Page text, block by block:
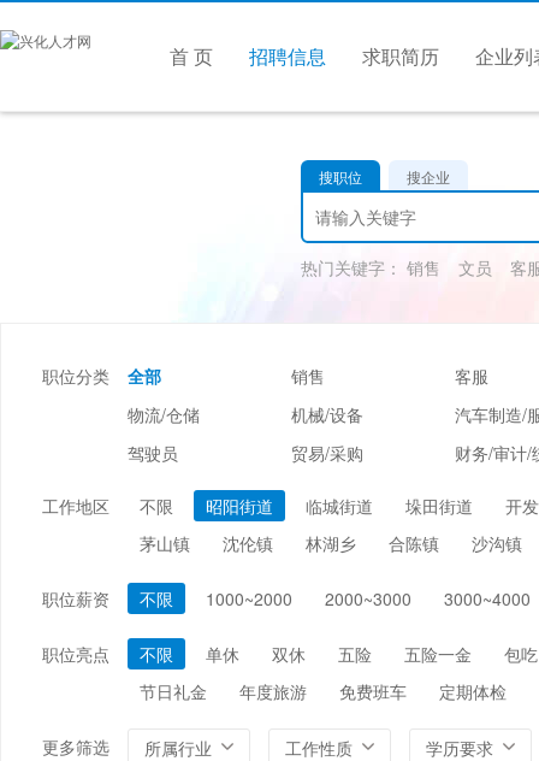
首 页 招聘信息 求职简历 企业列
搜职位 搜企业
热门关键字： 销售 文员 客
职位分类 全部 销售
客服
物流/仓储
机械/设备
汽车制造/
驾驶员
贸易/采购
财务/审计/
美容/美发
市场/媒介/公关
广告/会展/咨询
服装/纺织
能源/电力/矿产
环保
工作地区 不限 昭阳街道 临城街道 垛田街道
开
茅山镇
沈伦镇 林湖乡 合陈镇 沙沟镇
职位薪资 不限 1000~2000 2000~3000 3000~4000
职位亮点 不限 单休 双休 五险 五险一金
包吃
节日礼金
年度旅游 免费班车 定期体检
更多筛选 所属行业 工作性质 学历要求